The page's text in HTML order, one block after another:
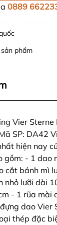
0889
phẩm
Vier Sterne
SP: DA42
hiện nay
gồm: - 1 dao
cắt bánh mì
nhỏ lưỡi dài
- 1 rũa mài
dao Vier
thép đặc